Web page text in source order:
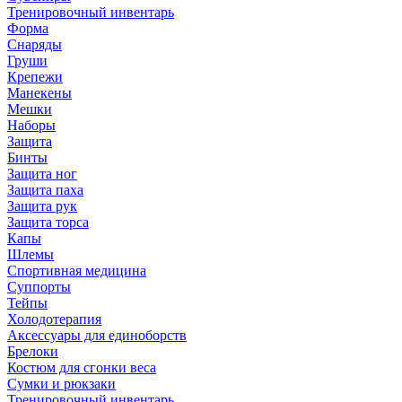
Тренировочный инвентарь
Форма
Снаряды
Груши
Крепежи
Манекены
Мешки
Наборы
Защита
Бинты
Защита ног
Защита паха
Защита рук
Защита торса
Капы
Шлемы
Спортивная медицина
Суппорты
Тейпы
Холодотерапия
Аксессуары для единоборств
Брелоки
Костюм для сгонки веса
Сумки и рюкзаки